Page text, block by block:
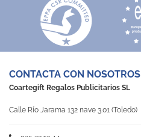
CONTACTA CON NOSOTROS
Coartegift Regalos Publicitarios SL
Calle Río Jarama 132 nave 3.01 (Toledo)